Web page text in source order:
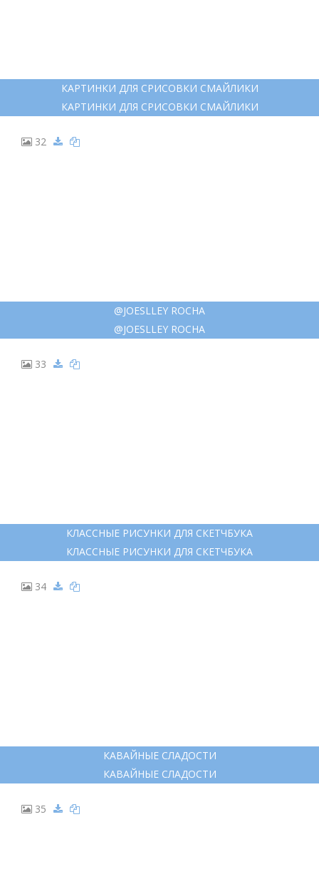
КАРТИНКИ ДЛЯ СРИСОВКИ СМАЙЛИКИ
КАРТИНКИ ДЛЯ СРИСОВКИ СМАЙЛИКИ
32
@JOESLLEY ROCHA
@JOESLLEY ROCHA
33
КЛАССНЫЕ РИСУНКИ ДЛЯ СКЕТЧБУКА
КЛАССНЫЕ РИСУНКИ ДЛЯ СКЕТЧБУКА
34
КАВАЙНЫЕ СЛАДОСТИ
КАВАЙНЫЕ СЛАДОСТИ
35